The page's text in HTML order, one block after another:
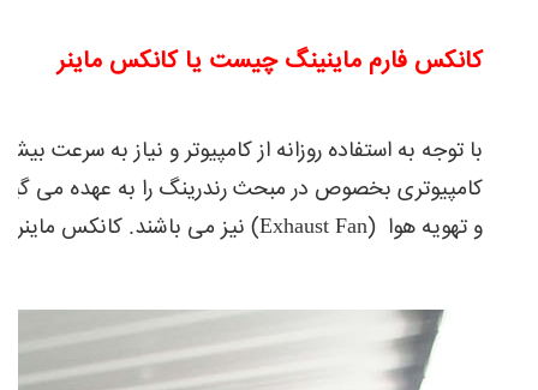
کانکس فارم ماینینگ چیست یا کانکس ماینر
با توجه به استفاده روزانه از کامپیوتر و نیاز به سرعت
کامپیوتری بخصوص در مبحث رندرینگ را به عهده می
و تهویه هوا (Exhaust Fan) نیز می باشند. کانکس ماینر نیز درواقع همام محفظه ای است که طبقات و پردازشگر ها یا ماینر ها در آن قرار گرفته و فعالیت می کنند.